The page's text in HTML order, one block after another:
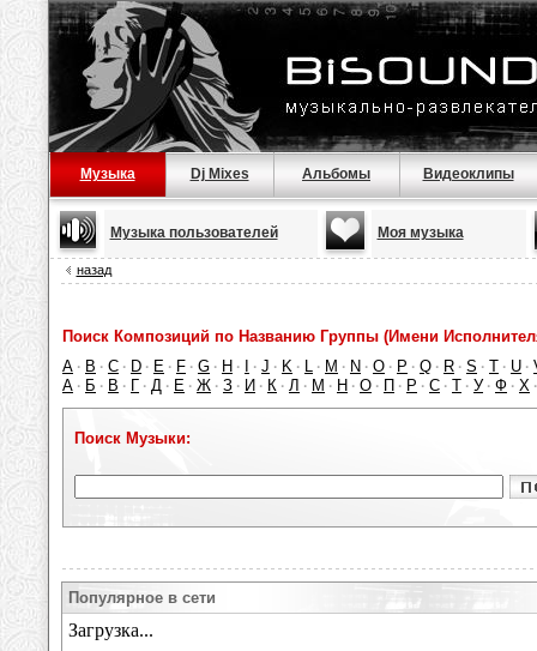
Музыка Dj Mixes Альбомы Видеоклипы
Музыка пользователей Моя музыка
назад
Поиск Композиций по Названию Группы (Имени
A · B · C · D · E · F · G · H · · J · K · L · M · N · O · P · Q · R · S · T · U ·
А · Б · В · Г · Д · Е · Ж · З · И · К · Л · М · Н · О · П · Р · С · Т · У · Ф · Х
Поиск Музыки:
Популярное в сети